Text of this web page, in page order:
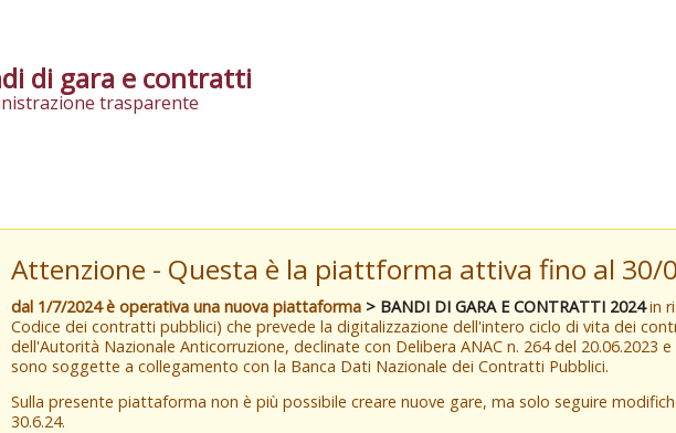
di gara e contratti
trasparente
Attenzione - Questa è la piattforma attiva fino al 30/
dal 1/7/2024 è operativa una nuova piattaforma > BANDI DI GARA E CONTRATTI 2024in
Codice dei contratti pubblici) che prevede la digitalizzazione dell'intero ciclo di vita dei
dell'Autorità Nazionale Anticorruzione, declinate con Delibera ANAC n. 264 del
sono soggette a collegamento con la Banca Dati Nazionale dei Contratti Pubblici.
Sulla presente piattaforma non è più possibile creare nuove gare, ma solo seguire
30.6.24.